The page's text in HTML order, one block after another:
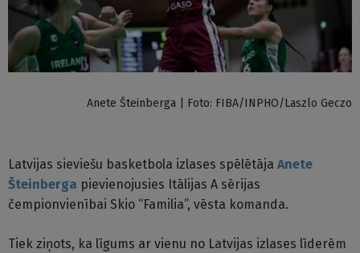
Anete Šteinberga | Foto: FIBA/INPHO/Laszlo Geczo
Latvijas sieviešu basketbola izlases spēlētāja Anete
Šteinberga pievienojusies Itālijas A sērijas
čempionvienībai Skio “Familia”, vēsta komanda.
Tiek ziņots, ka līgums ar vienu no Latvijas izlases līderēm